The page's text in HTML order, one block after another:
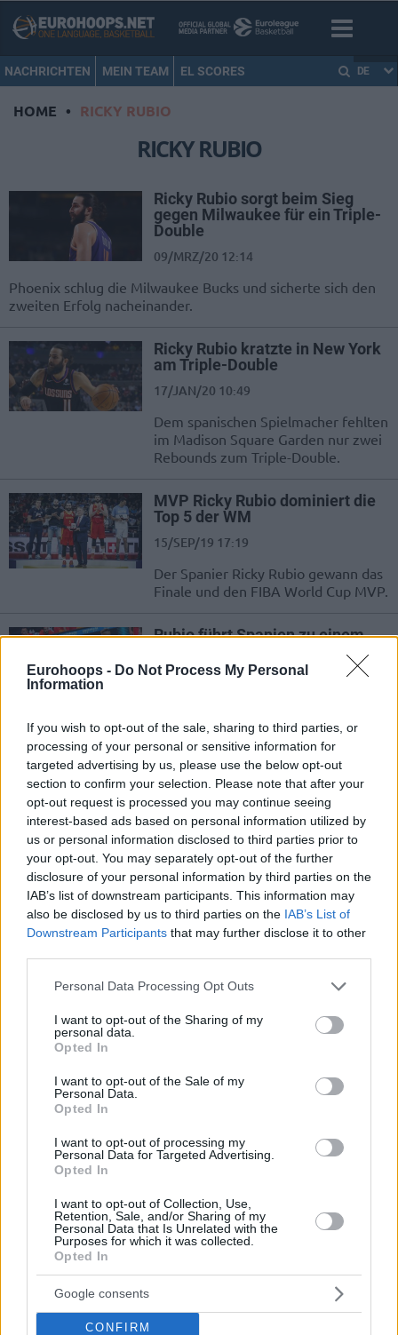
Eurohoops - Do Not Process My Personal
Information
If you wish to opt-out of the sale, sharing to third parties, or
processing of your personal or sensitive information for
targeted advertising by us, please use the below opt-out
section to confirm your selection. Please note that after your
opt-out request is processed you may continue seeing
interest-based ads based on personal information utilized by
us or personal information disclosed to third parties prior to
your opt-out. You may separately opt-out of the further
disclosure of your personal information by third parties on the
IAB’s list of downstream participants. This information may
also be disclosed by us to third parties on the IAB’s List of
Downstream Participants that may further disclose it to other
Please note that this website/app uses one or more Google
not limited to your visit or usage behaviour. You may click to
grant or deny consent to Google and its third-party tags to
use your data for below specified purposes in below Google
consent section.
Personal Data Processing Opt Outs
I want to opt-out of the Sharing of my
personal data.
Opted In
I want to opt-out of the Sale of my
Personal Data.
Opted In
I want to opt-out of processing my
Personal Data for Targeted Advertising.
Opted In
I want to opt-out of Collection, Use,
Retention, Sale, and/or Sharing of my
Personal Data that Is Unrelated with the
Purposes for which it was collected.
Opted In
Google consents
CONFIRM
NACHRICHTEN MEIN TEAM EL SCORES DE
HOME • RICKY RUBIO
RICKY RUBIO
Ricky Rubio sorgt beim Sieg
gegen Milwaukee für ein Triple-
Double
09/MRZ/20 12:14
Phoenix schlug die Milwaukee Bucks und sicherte sich den
zweiten Erfolg nacheinander.
Ricky Rubio kratzte in New York
am Triple-Double
17/JAN/20 10:49
Dem spanischen Spielmacher fehlten
im Madison Square Garden nur zwei
Rebounds zum Triple-Double.
MVP Ricky Rubio dominiert die
Top 5 der WM
15/SEP/19 17:19
Der Spanier Ricky Rubio gewann das
Finale und den FIBA ​​World Cup MVP.
Rubio führt Spanien zu einem
überzeugenden Sieg gegen die
Dominikanische Republik
Ricky Rubio steuerte Spanien zu einem dominanten Erfolg
im Testspiel gegen die Dominikanische Republik.
Ricky Rubio mit 25 Punkten
beim Sieg gegen Dallas
24/FEB/19 08:57
Rubio verteilte beim Sieg gegen
Dallas insgesamt fünf Assists und ist
mit Utah weiter auf Playoff-Kurs.
Ricky Rubio mit einem Double-
02/FEB/19 07:19
Saisonsieg und Ricky Rubio sein
Ricky Rubio verzeichnet 26
Rubio versenkte 11 seiner 23
Spurs nicht zum 14.Saisonsieg.
Ricky Rubio mit 28 Zählern
Rubio versenkte 10 seiner 13